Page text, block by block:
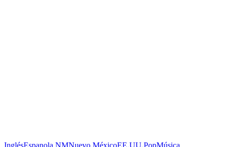
InglésEspanola NMNuevo MéxicoEE.UU.PopMúsica